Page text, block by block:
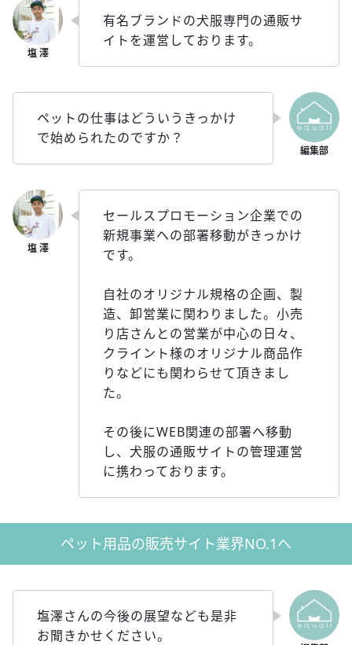
有名ブランドの犬服専門の通販サ
イトを運営しております。
ペットの仕事はどういうきっかけ
で始められたのですか？
セールスプロモーション企業での
新規事業への部署移動がきっかけ
です。
自社のオリジナル規格の企画、製
造、卸営業に関わりました。小売
り店さんとの営業が中心の日々、
クライント様のオリジナル商品作
りなどにも関わらせて頂きまし
た。
その後にWEB関連の部署へ移動
し、犬服の通販サイトの管理運営
に携わっております。
ペット用品の販売サイト業界NO.1へ
塩澤さんの今後の展望なども是非
お聞きかせください。